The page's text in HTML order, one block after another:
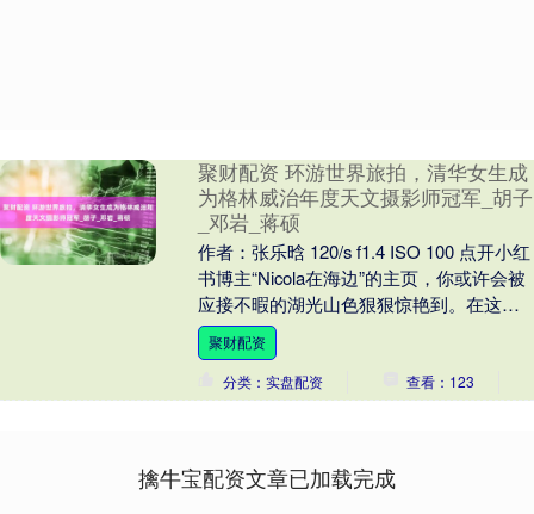
聚财配资 环游世界旅拍，清华女生成
为格林威治年度天文摄影师冠军_胡子
_邓岩_蒋硕
作者：张乐晗 120/s f1.4 ISO 100 点开小红
书博主“Nicola在海边”的主页，你或许会被
应接不暇的湖光山色狠狠惊艳到。在这
里，有飞鸟与鲸鱼，有....
聚财配资
分类：实盘配资
查看：123
擒牛宝配资文章已加载完成